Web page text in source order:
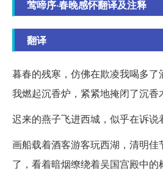
莺啼序·春晚感怀翻译及注释
翻译
暮春的残寒，仿佛在欺凌我喝多了
我燃起沉香炉，紧紧地掩闭了沉香
迟来的燕子飞进西城，似乎在诉说
画船载着酒客游客玩西湖，清明
了，看着暗烟缭绕着吴国宫殿中